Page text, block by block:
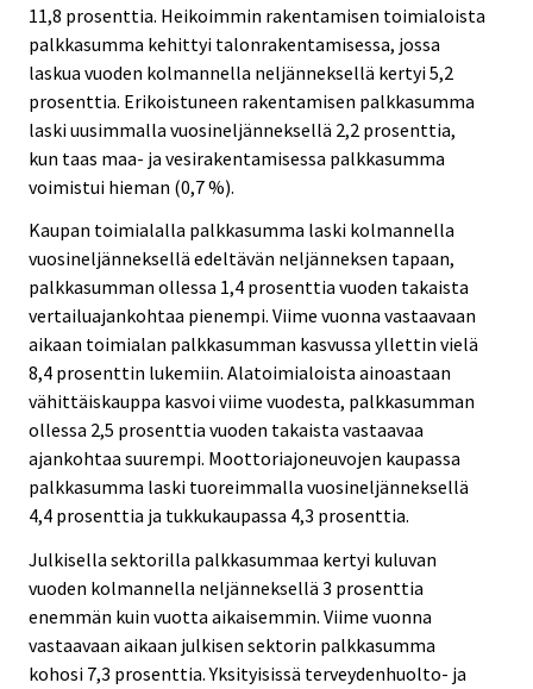
11,8 prosenttia. Heikoimmin rakentamisen toimialoista
palkkasumma kehittyi talonrakentamisessa, jossa
laskua vuoden kolmannella neljänneksellä kertyi 5,2
prosenttia. Erikoistuneen rakentamisen palkkasumma
laski uusimmalla vuosineljänneksellä 2,2 prosenttia,
kun taas maa- ja vesirakentamisessa palkkasumma
voimistui hieman (0,7 %).
Kaupan toimialalla palkkasumma laski kolmannella
vuosineljänneksellä edeltävän neljänneksen tapaan,
palkkasumman ollessa 1,4 prosenttia vuoden takaista
vertailuajankohtaa pienempi. Viime vuonna vastaavaan
aikaan toimialan palkkasumman kasvussa yllettin vielä
8,4 prosenttin lukemiin. Alatoimialoista ainoastaan
vähittäiskauppa kasvoi viime vuodesta, palkkasumman
ollessa 2,5 prosenttia vuoden takaista vastaavaa
ajankohtaa suurempi. Moottoriajoneuvojen kaupassa
palkkasumma laski tuoreimmalla vuosineljänneksellä
4,4 prosenttia ja tukkukaupassa 4,3 prosenttia.
Julkisella sektorilla palkkasummaa kertyi kuluvan
vuoden kolmannella neljänneksellä 3 prosenttia
enemmän kuin vuotta aikaisemmin. Viime vuonna
vastaavaan aikaan julkisen sektorin palkkasumma
kohosi 7,3 prosenttia. Yksityisissä terveydenhuolto- ja